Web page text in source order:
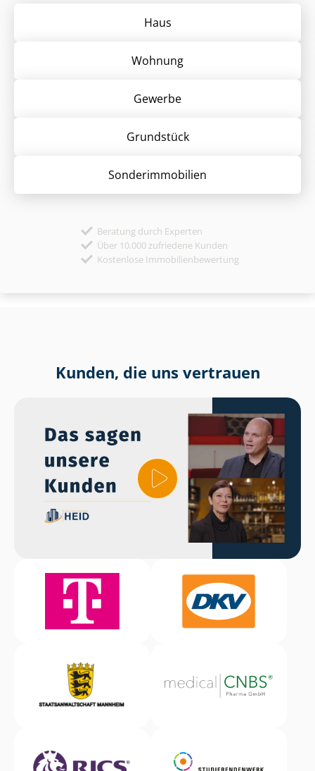
Haus
Wohnung
Gewerbe
Grund­stück
Sonder­immobilien
Beratung durch Experten
Über 10.000 zufriedene Kunden
Kostenlose Immobilienbewertung
Kunden, die uns vertrauen